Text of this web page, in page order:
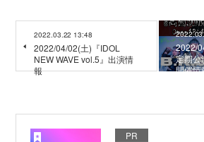
2022.03.22 13:48
2022/04/02(土)『IDOL
NEW WAVE vol.5』出演情
報
2022/
定期公
開催情
PR